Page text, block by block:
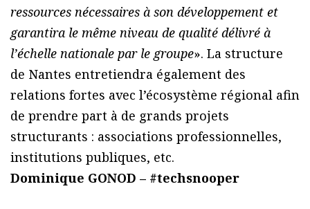
ressources nécessaires à son développement et
garantira le même niveau de qualité délivré à
l’échelle nationale par le groupe». La structure
de Nantes entretiendra également des
relations fortes avec l’écosystème régional afin
de prendre part à de grands projets
structurants : associations professionnelles,
institutions publiques, etc.
Dominique GONOD – #techsnooper